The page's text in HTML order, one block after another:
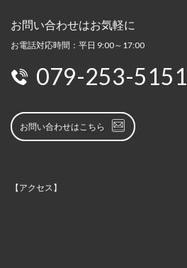
お問い合わせはお気軽に
お電話対応時間：平日 9:00～17:00
079-253-5151
お問い合わせはこちら
【アクセス】